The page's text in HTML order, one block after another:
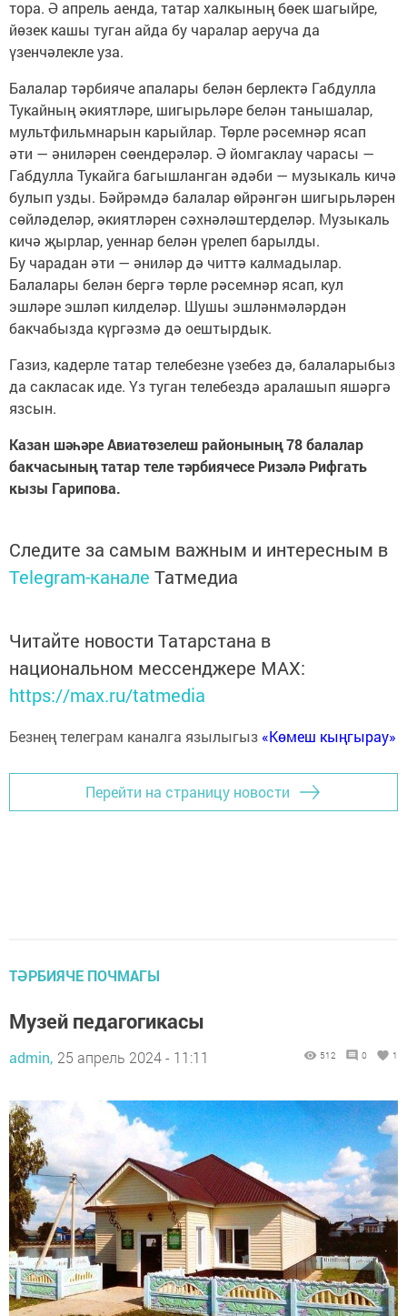
тора. Ә апрель аенда, татар халкының бөек шагыйре,
йөзек кашы туган айда бу чаралар аеруча да
үзенчәлекле уза.
Балалар тәрбияче апалары белән берлектә Габдулла
Тукайның әкиятләре, шигырьләре белән танышалар,
мультфильмнарын карыйлар. Төрле рәсемнәр ясап
әти — әниләрен сөендерәләр. Ә йомгаклау чарасы —
Габдулла Тукайга багышланган әдәби — музыкаль кичә
булып узды. Бәйрәмдә балалар өйрәнгән шигырьләрен
сөйләделәр, әкиятләрен сәхнәләштерделәр. Музыкаль
кичә җырлар, уеннар белән үрелеп барылды.
Бу чарадан әти — әниләр дә читтә калмадылар.
Балалары белән бергә төрле рәсемнәр ясап, кул
эшләре эшләп килделәр. Шушы эшләнмәләрдән
бакчабызда күргәзмә дә оештырдык.
Газиз, кадерле татар телебезне үзебез дә, балаларыбыз
да сакласак иде. Үз туган телебездә аралашып яшәргә
язсын.
Казан шәһәре Авиатөзелеш районының 78 балалар
бакчасының татар теле тәрбиячесе Ризәлә Рифгать
кызы Гарипова.
Следите за самым важным и интересным в
Telegram-канале Татмедиа
Читайте новости Татарстана в
национальном мессенджере MАХ:
https://max.ru/tatmedia
Безнең телеграм каналга язылыгыз «Көмеш кыңгырау»
Перейти на страницу новости
ТӘРБИЯЧЕ ПОЧМАГЫ
Музей педагогикасы
admin, 25 апрель 2024 - 11:11 512 0 1